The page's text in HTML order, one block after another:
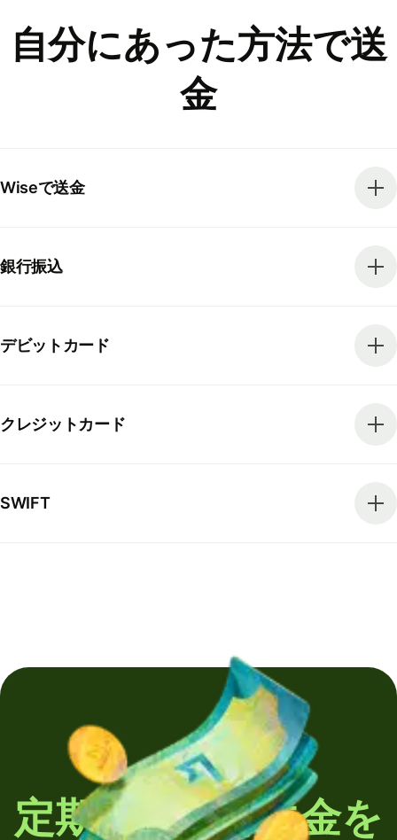
自分にあった方法で送
金
Wiseで送金
銀行振込
デビットカード
クレジットカード
SWIFT
定期的に海外送金を